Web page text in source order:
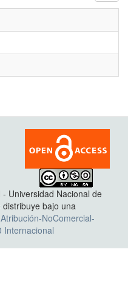
Universidad Nacional de
distribuye bajo una
NoComercial-
Internacional